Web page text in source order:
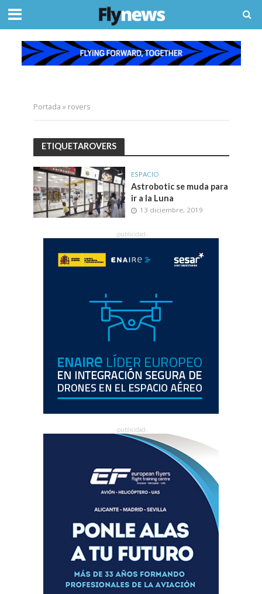
Portada » rovers
ETIQUETAROVERS
ESPACIO
Astrobotic se muda para
ir a la Luna
13 diciembre, 2019